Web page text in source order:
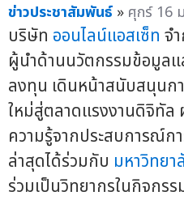
ข่าวประชาสัมพันธ์ » ศุกร์ 16
บริษัท ออนไลน์แอสเซ็ท จ
ผู้นำด้านนวัตกรรมข้อมูล
ลงทุน เดินหน้าสนับสนุน
ใหม่สู่ตลาดแรงงานดิจิทัล
ความรู้จากประสบการณ์ก
ล่าสุดได้ร่วมกับ มหาวิทยา
ร่วมเป็นวิทยากรในกิจกร